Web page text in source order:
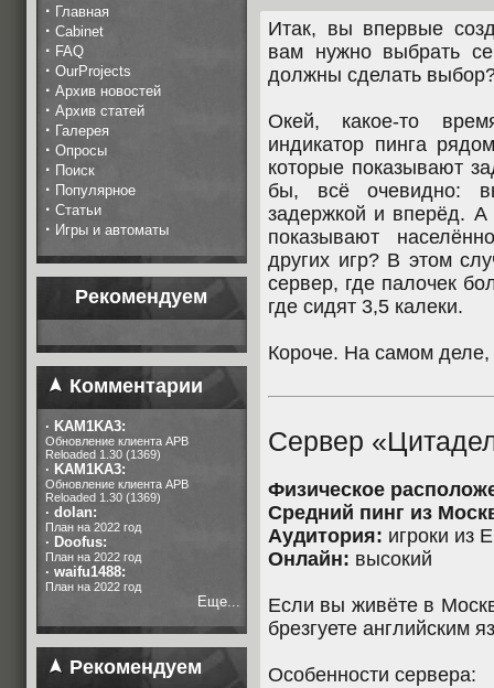
· Главная
· Cabinet
· FAQ
· OurProjects
· Архив новостей
· Архив статей
· Галерея
· Опросы
· Поиск
· Популярное
· Статьи
· Игры и автоматы
Рекомендуем
Комментарии
· KAM1KA3:
Обновление клиента APB
Reloaded 1.30 (1369)
· KAM1KA3:
Обновление клиента APB
Reloaded 1.30 (1369)
· dolan:
План на 2022 год
· Doofus:
План на 2022 год
· waifu1488:
План на 2022 год
Еще...
Рекомендуем
Итак, вы впервые
вам нужно выбрать
должны сделать
Окей, какое-то
индикатор пинга
которые показывают
бы, всё очевидно:
задержкой и вперёд.
показывают
других игр? В этом
сервер, где палочек
где сидят 3,5 калеки.
Короче. На самом деле,
Сервер
Физическое
Средний пинг из
Аудитория: игроки из
Онлайн: высокий
Если вы живёте в
брезгуете английским
Особенности сервера: